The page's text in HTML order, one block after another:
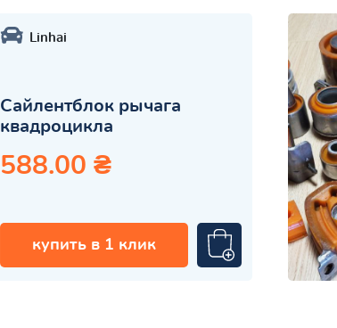
Linhai
Сайлентблок рычага
квадроцикла
588.00 ₴
купить в 1 клик